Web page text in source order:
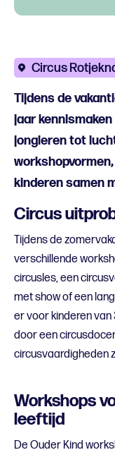
Circus
Tijdens de
jaar
jongleren tot
kinderen samen
Circus
Tijdens de
verschillende
circusles, een
met show of een
er voor kinderen van
door een
circusvaardigheden
Workshops
leeftijd
De Ouder Kind